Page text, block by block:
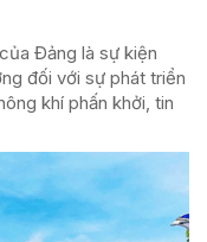
Đảng là sự kiện
đối với sự phát triển
khí phấn khởi, tin